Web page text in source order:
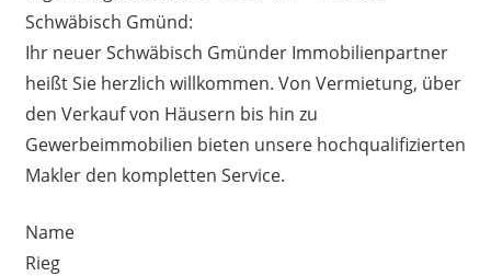
Schwäbisch Gmünd:
Ihr neuer Schwäbisch Gmünder Immobilienpartner
heißt Sie herzlich willkommen. Von Vermietung, über
den Verkauf von Häusern bis hin zu
Gewerbeimmobilien bieten unsere hochqualifizierten
Makler den kompletten Service.
Name
Rieg